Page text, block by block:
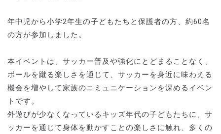
年中児から小学2年生の子どもたちと保護者の方、約60名
の方が参加しました。
本イベントは、サッカー普及や強化にとどまることなく、
ボールを蹴る楽しさを通じて、サッカーを身近に味わえる
機会を増やして家族のコミュニケーションを深めるイベン
トです。
外遊びが少なくなっているキッズ年代の子どもたちに、サ
ッカーを通じて身体を動かすことの楽しさに触れ、多くの